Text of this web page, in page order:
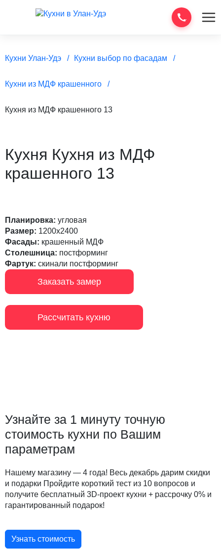
Кухни Улан-Удэ Кухни выбор по фасадам
Кухни из МДФ крашенного
Кухня из МДФ крашенного 13
Кухня Кухня из МДФ
крашенного 13
Планировка: угловая
Размер: 1200х2400
Фасады: крашенный МДФ
Столешница: постформинг
Фартук: скинали постформинг
Заказать замер
Рассчитать кухню
Узнайте за 1 минуту точную
стоимость кухни по Вашим
параметрам
Нашему магазину — 4 года! Весь декабрь дарим скидки
и подарки Пройдите короткий тест из 10 вопросов и
получите бесплатный 3D-проект кухни + рассрочку 0% и
гарантированный подарок!
Узнать стоимость